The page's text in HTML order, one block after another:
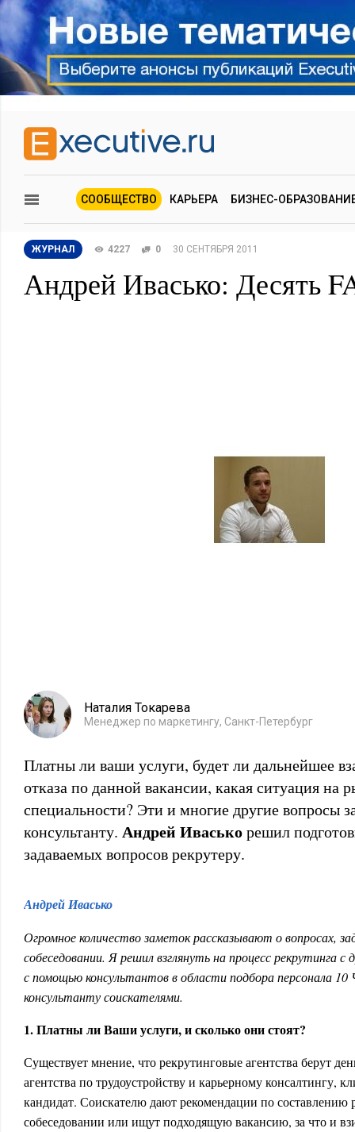
СООБЩЕСТВО КАРЬЕРА БИЗНЕС-
ЖУРНАЛ 4227 0 30 СЕНТЯБРЯ 2011
Андрей Ивасько: Десять
Наталия Токарева
Менеджер по маркетингу, Санкт-Петербург
Платны ли ваши услуги, будет ли дальнейшее
отказа по данной вакансии, какая ситуация на
специальности? Эти и многие другие вопросы
консультанту. Андрей Иваськорешил
задаваемых вопросов рекрутеру.
Андрей Ивасько
Огромное количество заметок рассказывают о вопросах,
собеседовании. Я решил взглянуть на процесс рекрутинга
с помощью консультантов в области подбора персонала
консультанту соискателями.
1. Платны ли Ваши услуги, и сколько они стоят?
Существует мнение, что рекрутинговые агентства берут
агентства по трудоустройству и карьерному консалтингу,
кандидат. Соискателю дают рекомендации по
собеседовании или ищут подходящую вакансию, за что и